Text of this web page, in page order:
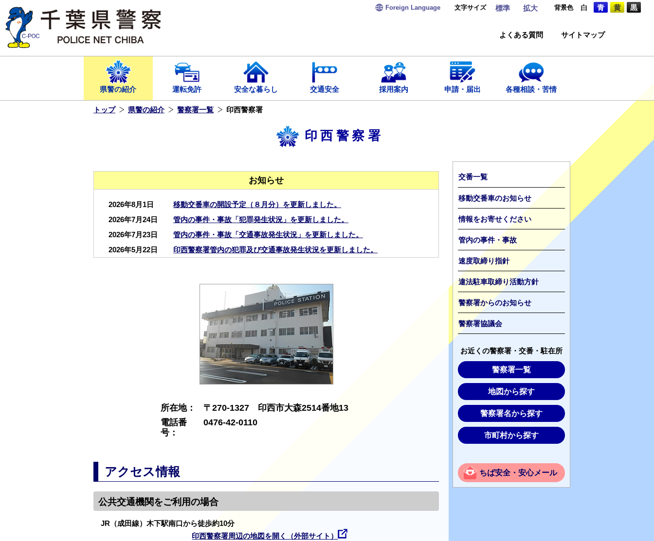
ス
キ
ま
Foreign Language 文字サイズ 標準 拡大 背景色 白 青 黄 黒
よくある質問 サイトマップ
県警の紹介 運転免許 安全な暮らし 交通安全 採用案内 申請・届出 各種相談・苦情
トップ 県警の紹介 警察署一覧 印西警察署
印西警察署
お知らせ
2026年8月1日
移動交番車の開設予定（８月分）を更新しました。
2026年7月24日
管内の事件・事故「犯罪発生状況」を更新しました。
2026年7月23日
管内の事件・事故「交通事故発生状況」を更新しました。
2026年5月22日
印西警察署管内の犯罪及び交通事故発生状況を更新しました。
印西警察署協議会を更新しました。
白井分庁舎について掲載しました。
白井分庁舎からのご案内
犯罪被害者支援に関するご案内
電話に出んわ作戦
所在地： 〒270-1327 印西市大森2514番地13
電話番
号：
0476-42-0110
アクセス情報
公共交通機関をご利用の場合
JR（成田線）木下駅南口から徒歩約10分
印西警察署周辺の地図を開く（外部サイト）
交番一覧
移動交番車のお知らせ
情報をお寄せください
管内の事件・事故
速度取締り指針
違法駐車取締り活動方針
警察署からのお知らせ
警察署協議会
お近くの警察署・交番・駐在所
警察署一覧
地図から探す
警察署名から探す
市町村から探す
ちば安全・安心メール